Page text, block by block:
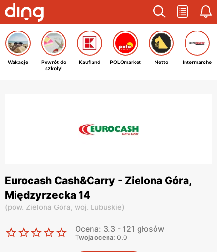
Wakacje
Powrót do
szkoły!
Kaufland POLOmarket Netto Intermarche
Eurocash Cash&Carry - Zielona Góra,
Międzyrzecka 14
(pow. Zielona Góra, woj. Lubuskie)
Ocena: 3.3 - 121 głosów
Twoja ocena: 0.0